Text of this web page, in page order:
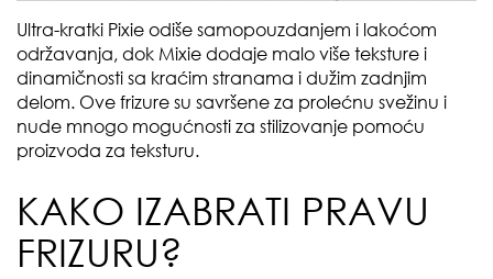
Ultra-kratki Pixie odiše samopouzdanjem i lakoćom
održavanja, dok Mixie dodaje malo više teksture i
dinamičnosti sa kraćim stranama i dužim zadnjim
delom. Ove frizure su savršene za prolećnu svežinu i
nude mnogo mogućnosti za stilizovanje pomoću
proizvoda za teksturu.
KAKO IZABRATI PRAVU
FRIZURU?